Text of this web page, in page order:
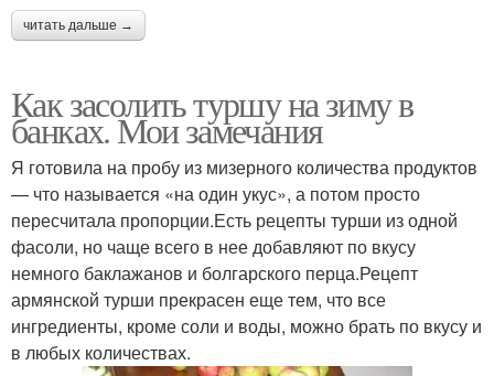
читать дальше →
Как засолить туршу на зиму в
банках. Мои замечания
Я готовила на пробу из мизерного количества продуктов
— что называется «на один укус», а потом просто
пересчитала пропорции.Есть рецепты турши из одной
фасоли, но чаще всего в нее добавляют по вкусу
немного баклажанов и болгарского перца.Рецепт
армянской турши прекрасен еще тем, что все
ингредиенты, кроме соли и воды, можно брать по вкусу и
в любых количествах.